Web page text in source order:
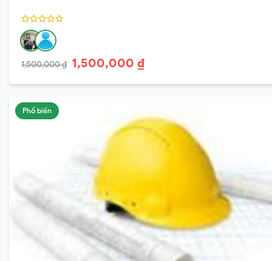
1,500,000 ₫ 1,500,000 ₫
Phổ biến